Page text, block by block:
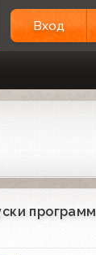
Вход